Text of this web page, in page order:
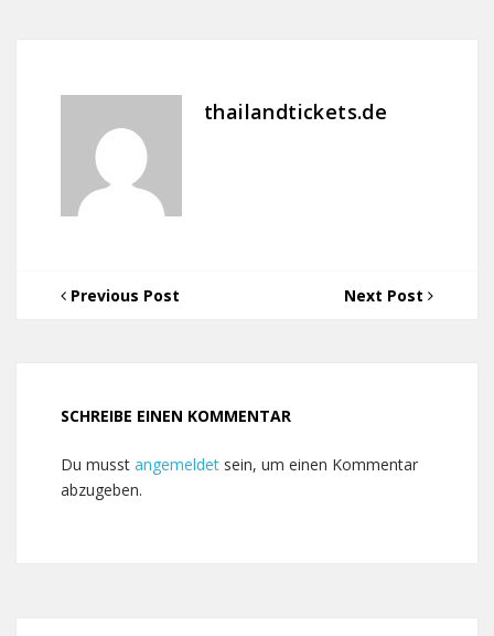
thailandtickets.de
Previous Post Next Post
SCHREIBE EINEN KOMMENTAR
Du musst angemeldet sein, um einen Kommentar
abzugeben.